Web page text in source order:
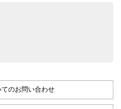
のお問い合わせ